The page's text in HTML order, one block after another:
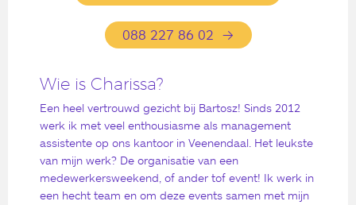
Wie is Charissa?
Een heel vertrouwd gezicht bij Bartosz! Sinds 2012
werk ik met veel enthousiasme als management
assistente op ons kantoor in Veenendaal. Het leukste
van mijn werk? De organisatie van een
medewerkersweekend, of ander tof event! Ik werk in
een hecht team en om deze events samen met mijn
088 227 86 02